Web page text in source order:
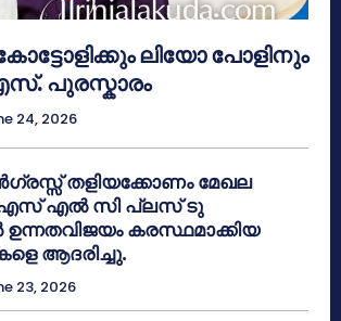
ലിയോ പോളിനും
പുരസ്കാരം
24, 2026
തളിയക്കോണം മേഖല
എസ് എൽ സി പ്ലസ് ടു
ഉന്നതവിജയം കരസ്ഥമാക്കിയ
ആദരിച്ചു.
23, 2026